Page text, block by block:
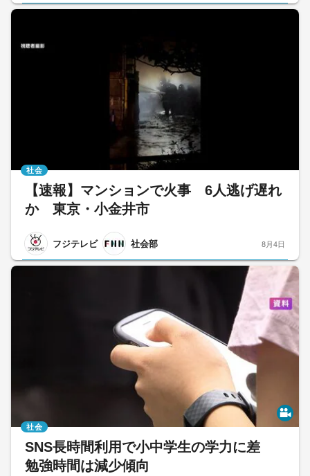
【速報】マンションで火事 6人逃げ遅れ
か 東京・小金井市
フジテレビ 社会部
社会
8月4日
SNS長時間利用で小中学生の学力に差
勉強時間は減少傾向
社会